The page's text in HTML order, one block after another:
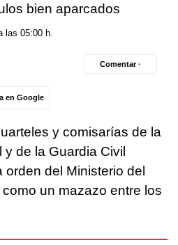
bien aparcados
las 05:00 h.
en Google
Comentar ·
y comisarías de la
de la Guardia Civil
del Ministerio del
un mazazo entre los